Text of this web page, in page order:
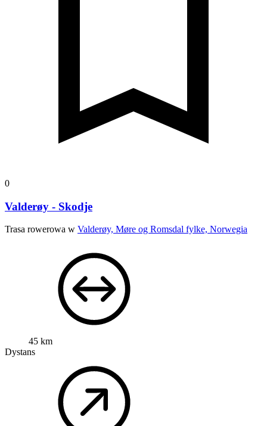
0
Valderøy - Skodje
Trasa rowerowa w Valderøy, Møre og Romsdal fylke, Norwegia
45 km
Dystans